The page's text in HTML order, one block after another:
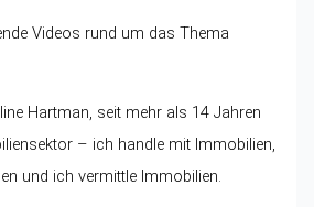
Videos rund um das Thema
Hartman, seit mehr als 14 Jahren
– ich handle mit Immobilien,
und ich vermittle Immobilien.